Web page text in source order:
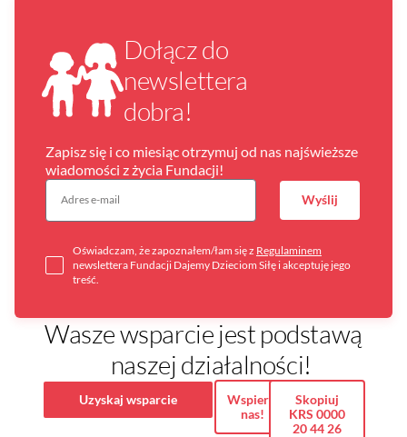
Dołącz do
newslettera
dobra!
Zapisz się i co miesiąc otrzymuj od nas najświeższe
wiadomości z życia Fundacji!
Oświadczam, że zapoznałem/łam się z Regulaminem
newslettera Fundacji Dajemy Dzieciom Siłę i akceptuję jego
treść.
Wyślij
Wasze wsparcie jest podstawą
naszej działalności!
Uzyskaj wsparcie
Wspieraj
nas!
Skopiuj
KRS 0000
20 44 26